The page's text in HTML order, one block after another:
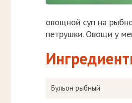
овощной суп на
петрушки. Овощи у
Бульон рыбный